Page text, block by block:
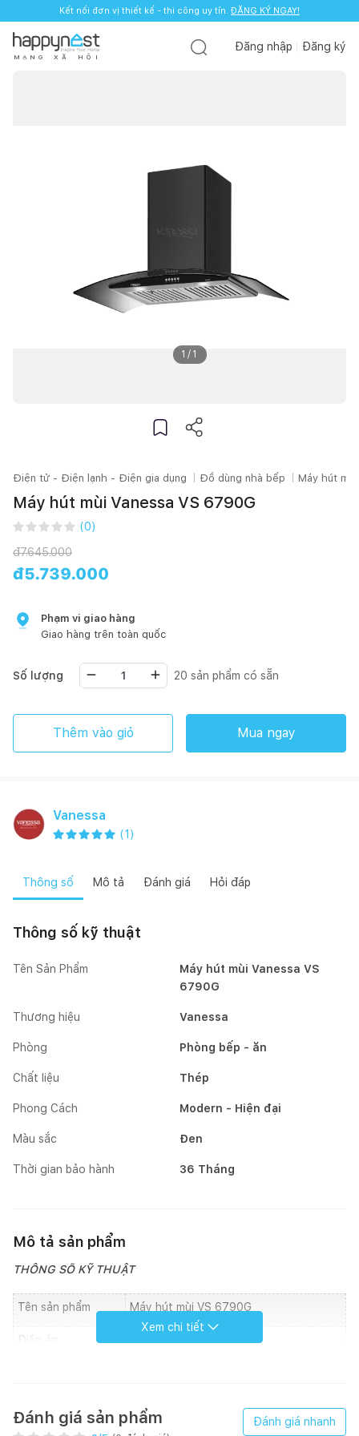
Kết nối đơn vị thiết kế - thi công uy tín. ĐĂNG KÝ NGAY!
M Ạ N G X Ã H Ộ I
Đăng nhập Đăng ký
1 / 1
Điện tử - Điện lạnh - Điện gia dụng Đồ dùng nhà bếp Máy hút mùi
Máy hút mùi Vanessa VS 6790G
(0)
đ7.645.000
đ5.739.000
Phạm vi giao hàng
Giao hàng trên toàn quốc
Số lượng 20 sản phẩm có sẵn
Thêm vào giỏ Mua ngay
Vanessa
(1 )
Thông số Mô tả Đánh giá Hỏi đáp
Thông số kỹ thuật
Tên Sản Phẩm
Máy hút mùi Vanessa VS
6790G
Thương hiệu Vanessa
Phòng Phòng bếp - ăn
Chất liệu Thép
Phong Cách Modern - Hiện đại
Màu sắc Đen
Thời gian bảo hành 36 Tháng
Mô tả sản phẩm
THÔNG SỐ KỸ THUẬT
Tên sản phẩm Máy hút mùi VS 6790G
Điện áp
1.000m3/h
Xem chi tiết
Đánh giá sản phẩm Đánh giá nhanh